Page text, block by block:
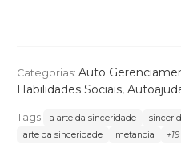
Categorias: Auto
Habilidades Sociais,
Tags: a arte da sinceridade
arte da sinceridade
metanoia +19